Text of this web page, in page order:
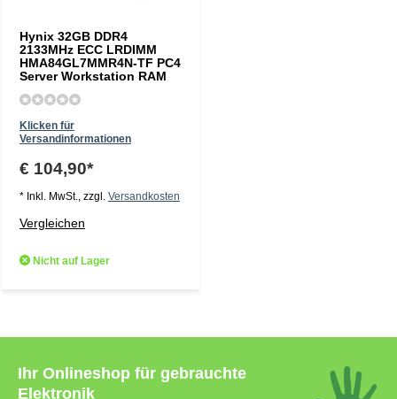
Hynix 32GB DDR4
2133MHz ECC LRDIMM
HMA84GL7MMR4N-TF PC4
Server Workstation RAM
Klicken für
Versandinformationen
€ 104,90*
* Inkl. MwSt., zzgl. Versandkosten
Vergleichen
Nicht auf Lager
Ihr Onlineshop für gebrauchte
Elektronik